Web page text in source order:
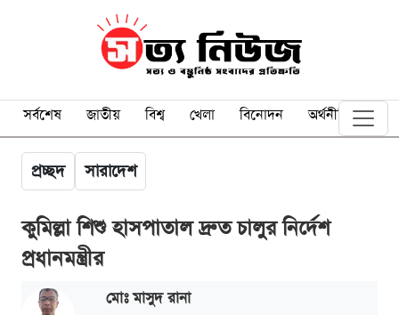
সর্বশেষ জাতীয় বিশ্ব খেলা বিনোদন অর্থনীতি
প্রচ্ছদ সারাদেশ
কুমিল্লা শিশু হাসপাতাল দ্রুত চালুর নির্দেশ
প্রধানমন্ত্রীর
মোঃ মাসুদ রানা